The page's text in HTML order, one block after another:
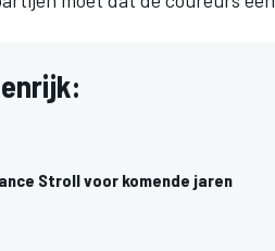
Stroll voor komende jaren